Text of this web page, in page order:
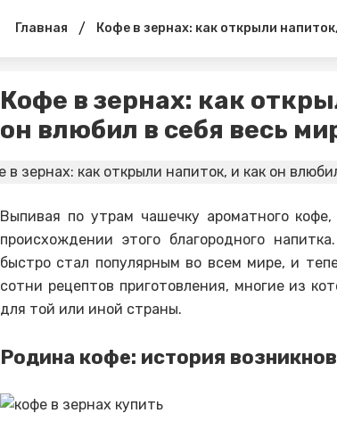
Главная / Кофе в зернах: как открыли
Кофе в зернах: как
он влюбил в себя весь
Выпивая по утрам чашечку ароматного
происхождении этого благородного
быстро стал популярным во всем мире, и
сотни рецептов приготовления, многие из
для той или иной страны.
Родина кофе: история